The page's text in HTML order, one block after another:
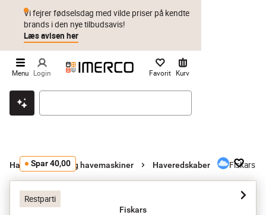
Klik & hent Byt i 1 år Prismatch
Vi fejrer fødselsdag med vilde priser på kendte
brands i den nye tilbudsavis!
Læs avisen her
Menu Login Favorit Kurv
Haveredskaber og havemaskiner Haveredskaber Fiskars
Restparti
Spar 40,00
Fiskars